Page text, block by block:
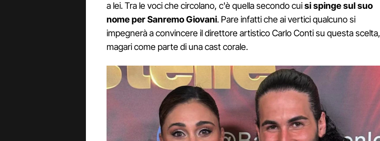
a lei. Tra le voci che circolano, c'è quella secondo cuisi spinge sul suo
nome per Sanremo Giovani. Pare infatti che ai vertici qualcuno si
impegnerà a convincere il direttore artistico Carlo Conti su questa scelta,
magari come parte di una cast corale.